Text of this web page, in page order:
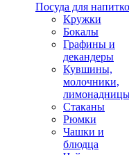
Посуда для
Кружки
Бокалы
Графины и
декандеры
Кувшины,
молочники,
Стаканы
Рюмки
Чашки и
блюдца